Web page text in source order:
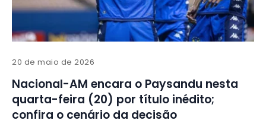
20 de maio de 2026
Nacional-AM encara o Paysandu nesta
quarta-feira (20) por título inédito;
confira o cenário da decisão